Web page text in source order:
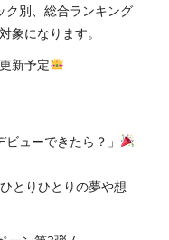
別、総合ランキング
象になります。
新予定
ューできたら？」
とりひとりの夢や想